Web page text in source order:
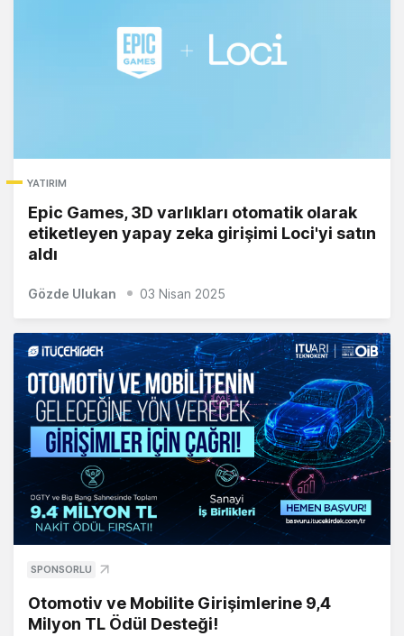
YATIRIM
Epic Games, 3D varlıkları otomatik olarak
etiketleyen yapay zeka girişimi Loci'yi satın
aldı
Gözde Ulukan 03 Nisan 2025
SPONSORLU
Otomotiv ve Mobilite Girişimlerine 9,4
Milyon TL Ödül Desteği!